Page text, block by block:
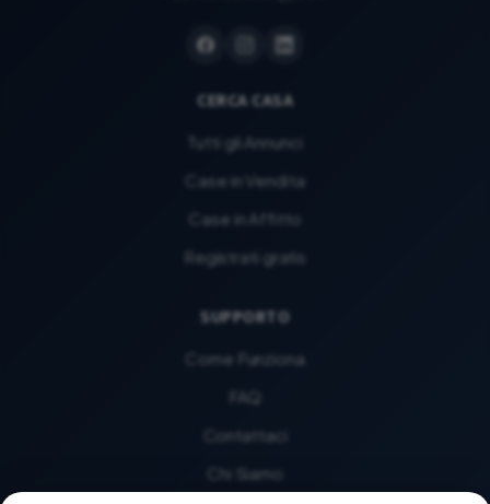
CERCA CASA
Tutti gli Annunci
Case in Vendita
Case in Affitto
Registrati gratis
SUPPORTO
Come Funziona
FAQ
Contattaci
Chi Siamo